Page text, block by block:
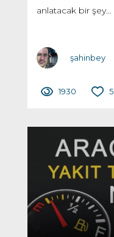
anlatacak bir şey...
şahinbey
1930 5